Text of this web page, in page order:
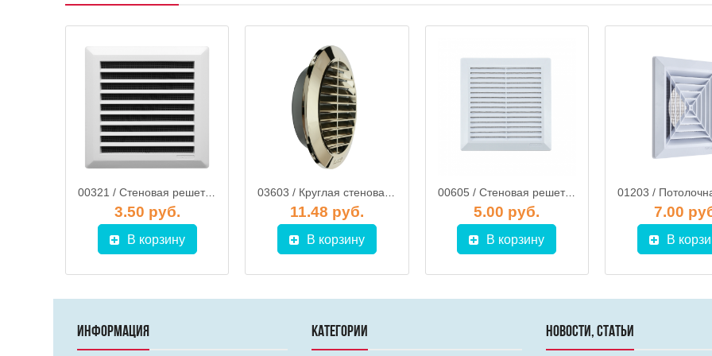
00321 / Стеновая решетка 175х175 мм + сетка, HARDI
3.50 руб.
В корзину
03603 / Круглая стеновая решетка d.125мм СЕРЕБРО + сетка + фланец, HARDI
11.48 руб.
В корзину
00605 / Стеновая решетка 175х175 мм, HARDI
5.00 руб.
В корзину
7.00
В
ИНФОРМАЦИЯ КАТЕГОРИИ НОВОСТИ, СТАТЬИ